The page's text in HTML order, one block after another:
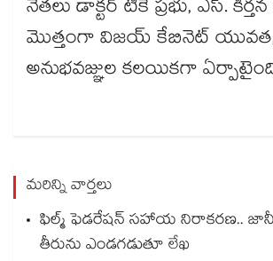
నేతలు డాక్టర్ టీకే ప్రభు, ఎస్.
మొత్తంగా విజయ్ కేబినెట్
అనుభవజ్ఞుల కలయికగా
మరిన్ని వార్తలు
ఫిల్మ్ ఫెడరేషన్ సహాయ నిరాకరణ..
తీరును ఎండగడుతూ లేఖ